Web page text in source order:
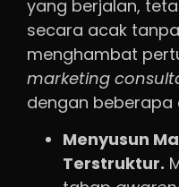
yang berjalan,
secara acak tanpa
menghambat
marketing
dengan beberapa
Menyusun
Terstruktur.